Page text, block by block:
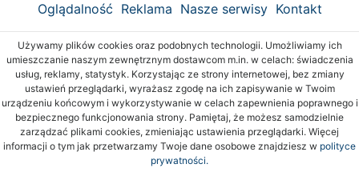
Oglądalność Reklama Nasze serwisy Kontakt
Używamy plików cookies oraz podobnych technologii. Umożliwiamy ich
umieszczanie naszym zewnętrznym dostawcom m.in. w celach: świadczenia
usług, reklamy, statystyk. Korzystając ze strony internetowej, bez zmiany
ustawień przeglądarki, wyrażasz zgodę na ich zapisywanie w Twoim
urządzeniu końcowym i wykorzystywanie w celach zapewnienia poprawnego i
bezpiecznego funkcjonowania strony. Pamiętaj, że możesz samodzielnie
zarządzać plikami cookies, zmieniając ustawienia przeglądarki. Więcej
informacji o tym jak przetwarzamy Twoje dane osobowe znajdziesz w polityce
prywatności.